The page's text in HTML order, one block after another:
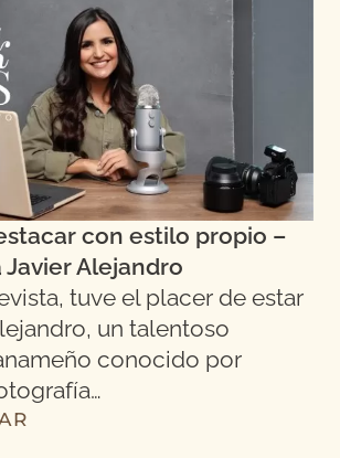
con estilo propio –
Javier Alejandro
tuve el placer de estar
un talentoso
conocido por